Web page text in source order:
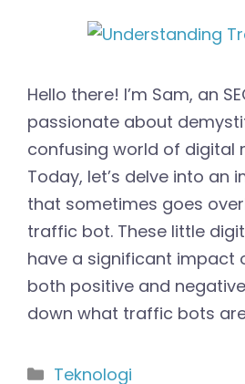
Hello there! I’m Sam, an
passionate about
confusing world of digital
Today, let’s delve into an
that sometimes goes
traffic bot. These little
have a significant impact
both positive and
down what traffic bots
Kategori
Teknologi